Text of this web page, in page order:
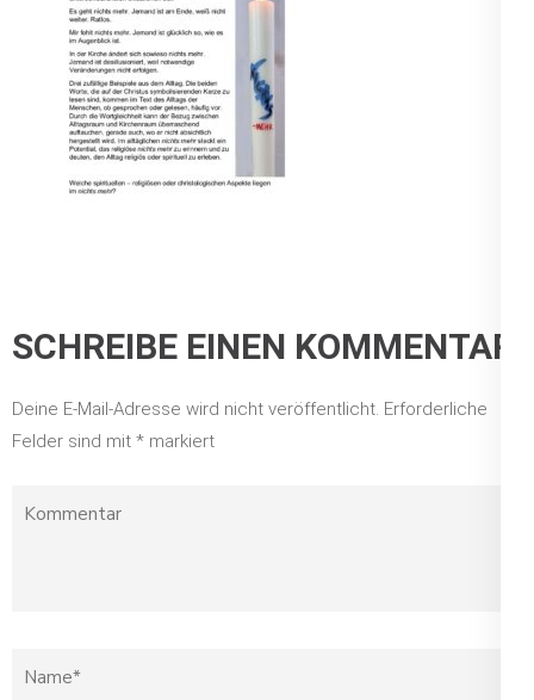
SCHREIBE EINEN KOMMENTAR
Deine E-Mail-Adresse wird nicht veröffentlicht. Erforderliche
Felder sind mit * markiert